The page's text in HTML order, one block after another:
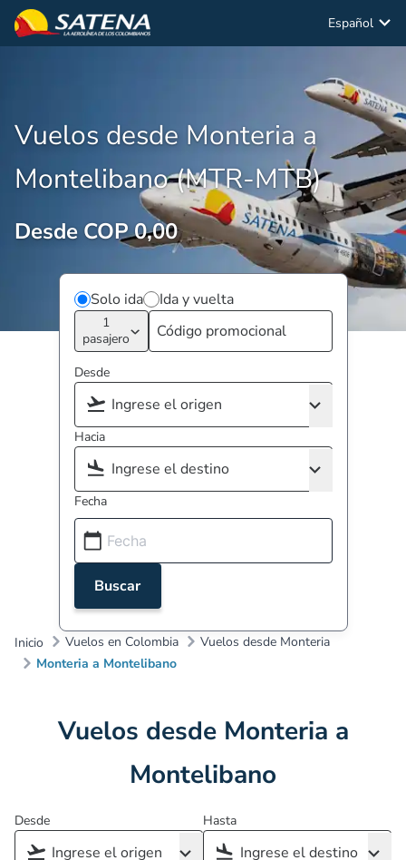
Español
Vuelos desde Monteria a
Montelibano (MTR-MTB)
Desde COP 0,00
Solo ida Ida y vuelta
1
pasajero
Desde
Hacia
Fecha
Buscar
Inicio Vuelos en Colombia
Vuelos desde Monteria
Monteria a Montelibano
Vuelos desde Monteria a
Montelibano
Desde Hasta